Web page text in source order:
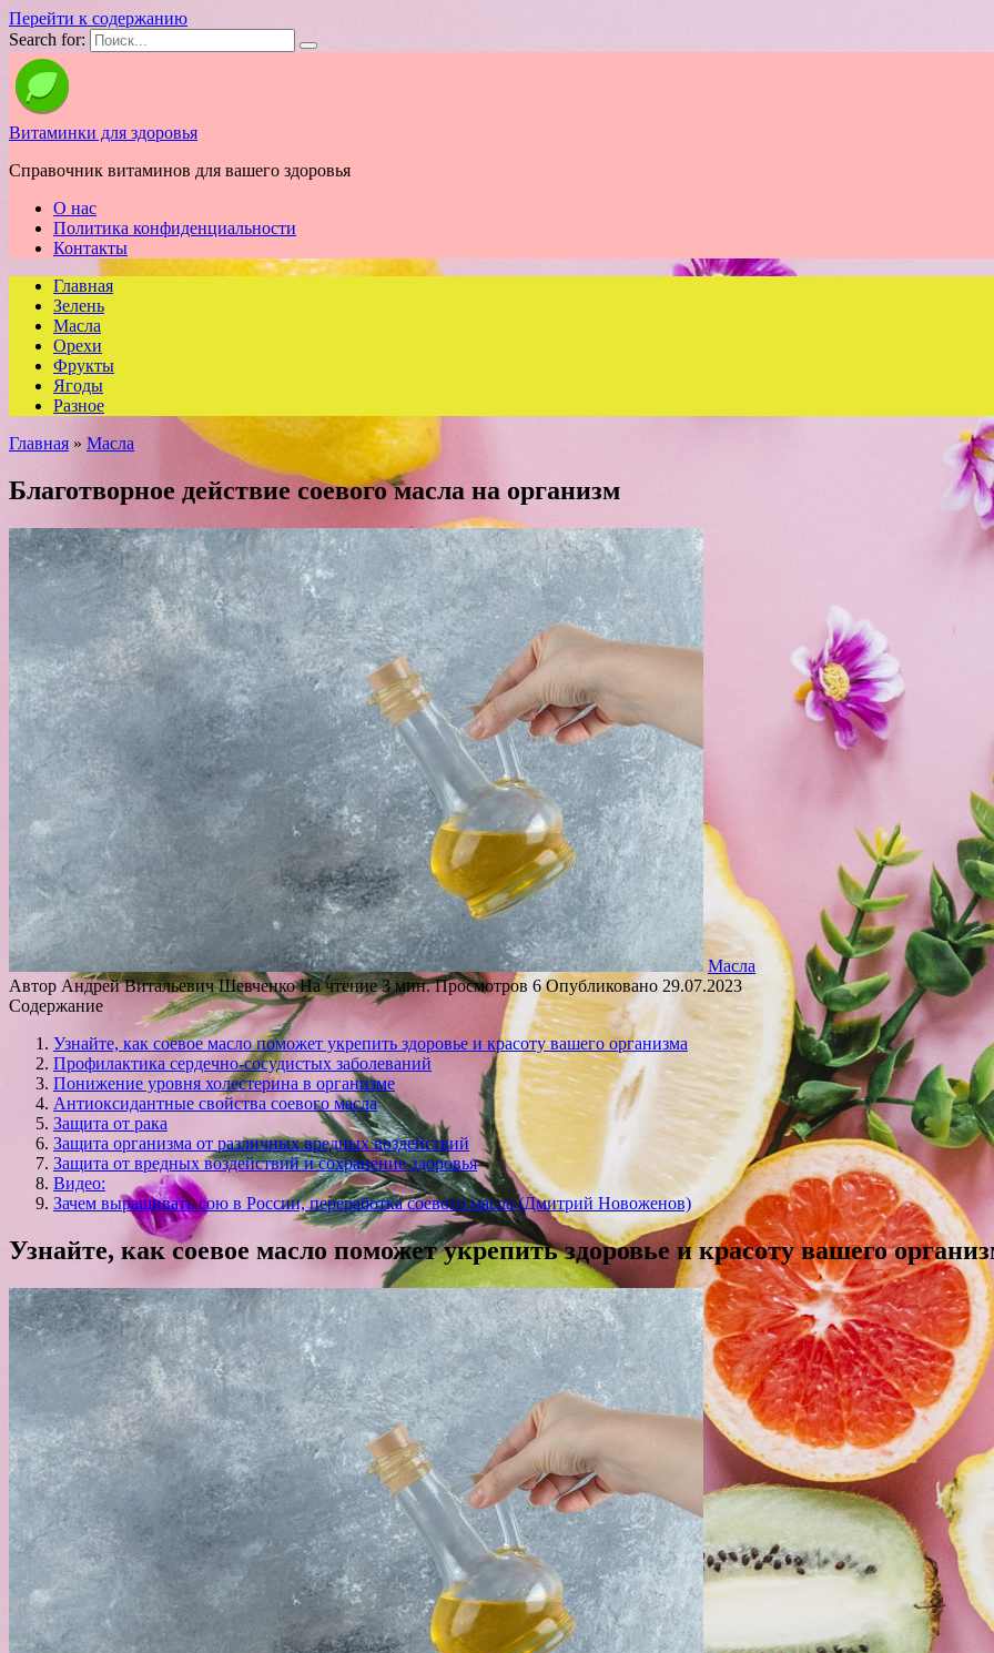
Перейти к содержанию
Search for:
Витаминки для здоровья
Справочник витаминов для вашего здоровья
О нас
Политика конфиденциальности
Контакты
Главная
Зелень
Масла
Орехи
Фрукты
Ягоды
Разное
Главная » Масла
Благотворное действие соевого масла на организм
Масла
Автор Андрей Витальевич Шевченко На чтение3 мин. Просмотров 6 Опубликовано 29.07.2023
Содержание
Узнайте, как соевое масло поможет укрепить здоровье и красоту вашего организма
Профилактика сердечно-сосудистых заболеваний
Понижение уровня холестерина в организме
Антиоксидантные свойства соевого масла
Защита от рака
Защита организма от различных вредных воздействий
Защита от вредных воздействий и сохранение здоровья
Видео:
Зачем выращивать сою в России, переработка соевого масла (Дмитрий Новоженов)
Узнайте, как соевое масло поможет укрепить здоровье и красоту вашего